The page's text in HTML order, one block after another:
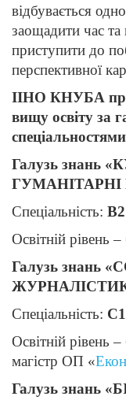
відбувається
заощадити час
приступити до
перспективної
ІІНО КНУБА
вищу освіту за
Галузь знань
Спеціальність:
Освітній рівень
Галузь знань
Спеціальність:
Освітній рівень
магістр ОП «
Галузь знань